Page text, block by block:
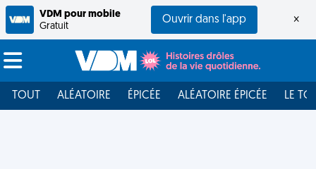
VDM pour mobile
Gratuit
Ouvrir dans l'app ×
TOUT ALÉATOIRE ÉPICÉE ALÉATOIRE ÉPICÉE LE